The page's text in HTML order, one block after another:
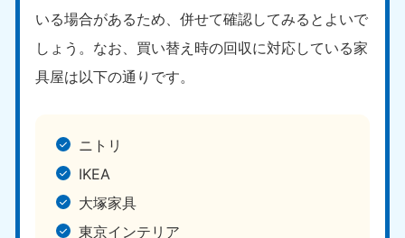
いる場合があるため、併せて確認してみるとよいで
しょう。なお、買い替え時の回収に対応している家
具屋は以下の通りです。
ニトリ
IKEA
大塚家具
東京インテリア